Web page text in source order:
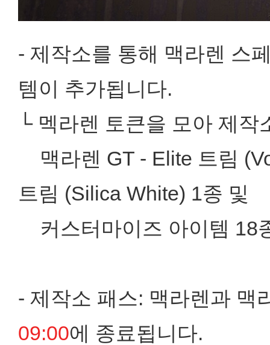
- 제작소를 통해 맥라렌 스
템이 추가됩니다.
└ 멕라렌 토큰을 모아 제
맥라렌 GT - Elite 트림
트림 (Silica White) 1종 및
커스터마이즈 아이템 18
- 제작소 패스: 맥라렌과 맥
09:00에 종료됩니다.